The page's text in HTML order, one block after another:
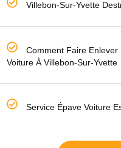
Villebon-Sur-Yvette
Comment Faire Enlever
Voiture À Villebon-Sur-Yvette
Service Épave Voiture